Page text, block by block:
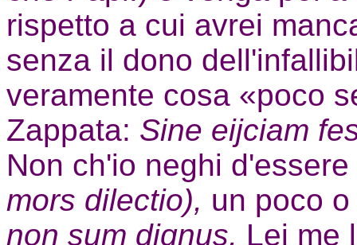
rispetto a cui avrei
senza il dono
veramente cosa «poco
Zappata: Sine eijciam
Non ch'io neghi
mors dilectio), un poco
non sum dignus, Lei me